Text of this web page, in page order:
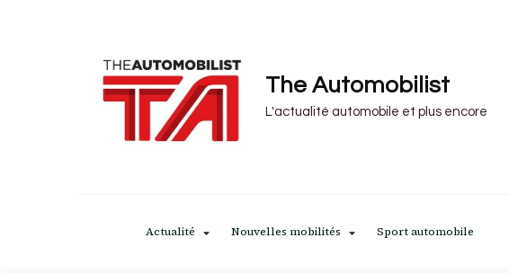
The Automobilist
L'actualité automobile et plus encore
Actualité Nouvelles mobilités Sport automobile